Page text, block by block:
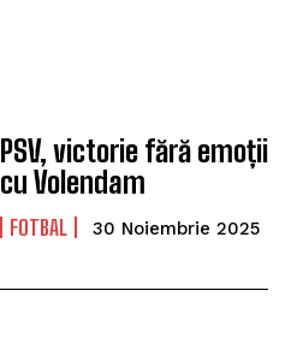
PSV, victorie fără emoții
cu Volendam
FOTBAL 30 Noiembrie 2025